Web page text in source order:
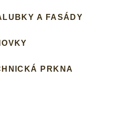
A FASÁDY
PRKNA